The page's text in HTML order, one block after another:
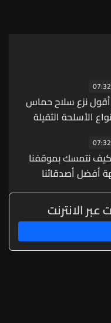
07:32
أقول نزع سلاح حماس
الأسلحة الثقيلة
07:32
كيف نتمسك بموقفنا
أفضل أصدقائنا
ضروريا
الانترنت